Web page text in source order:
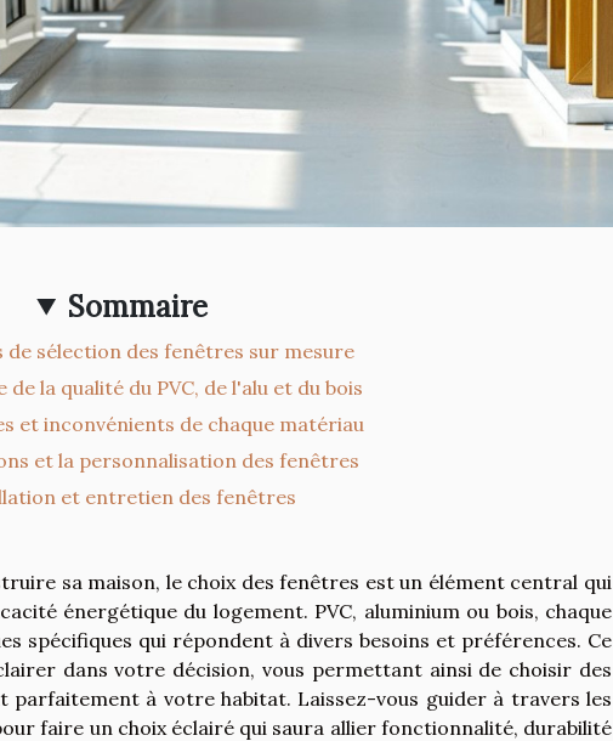
Sommaire
de sélection des fenêtres sur mesure
la qualité du PVC, de l'alu et du bois
et inconvénients de chaque matériau
et la personnalisation des fenêtres
et entretien des fenêtres
sa maison, le choix des fenêtres est un élément central qui
énergétique du logement. PVC, aluminium ou bois, chaque
spécifiques qui répondent à divers besoins et préférences. Ce
dans votre décision, vous permettant ainsi de choisir des
à votre habitat. Laissez-vous guider à travers les
faire un choix éclairé qui saura allier fonctionnalité, durabilité